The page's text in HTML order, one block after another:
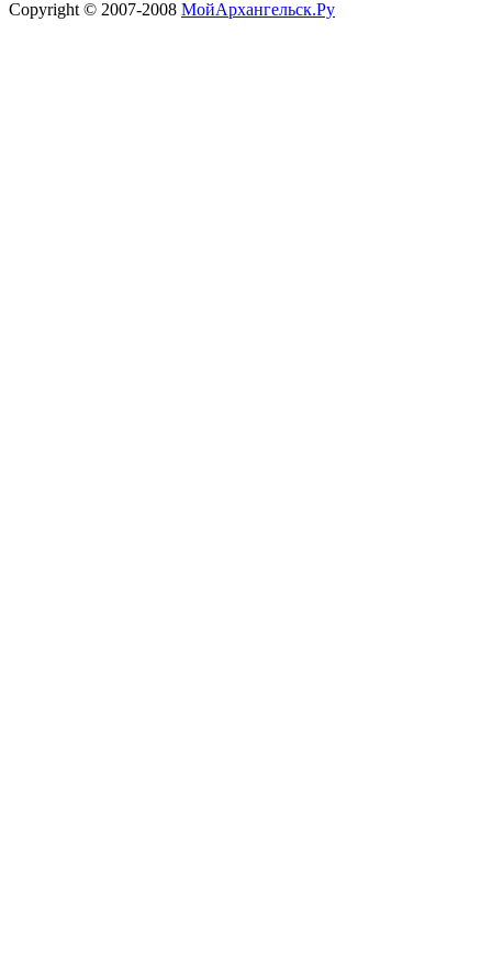
Copyright © 2007-2008 МойАрхангельск.Ру